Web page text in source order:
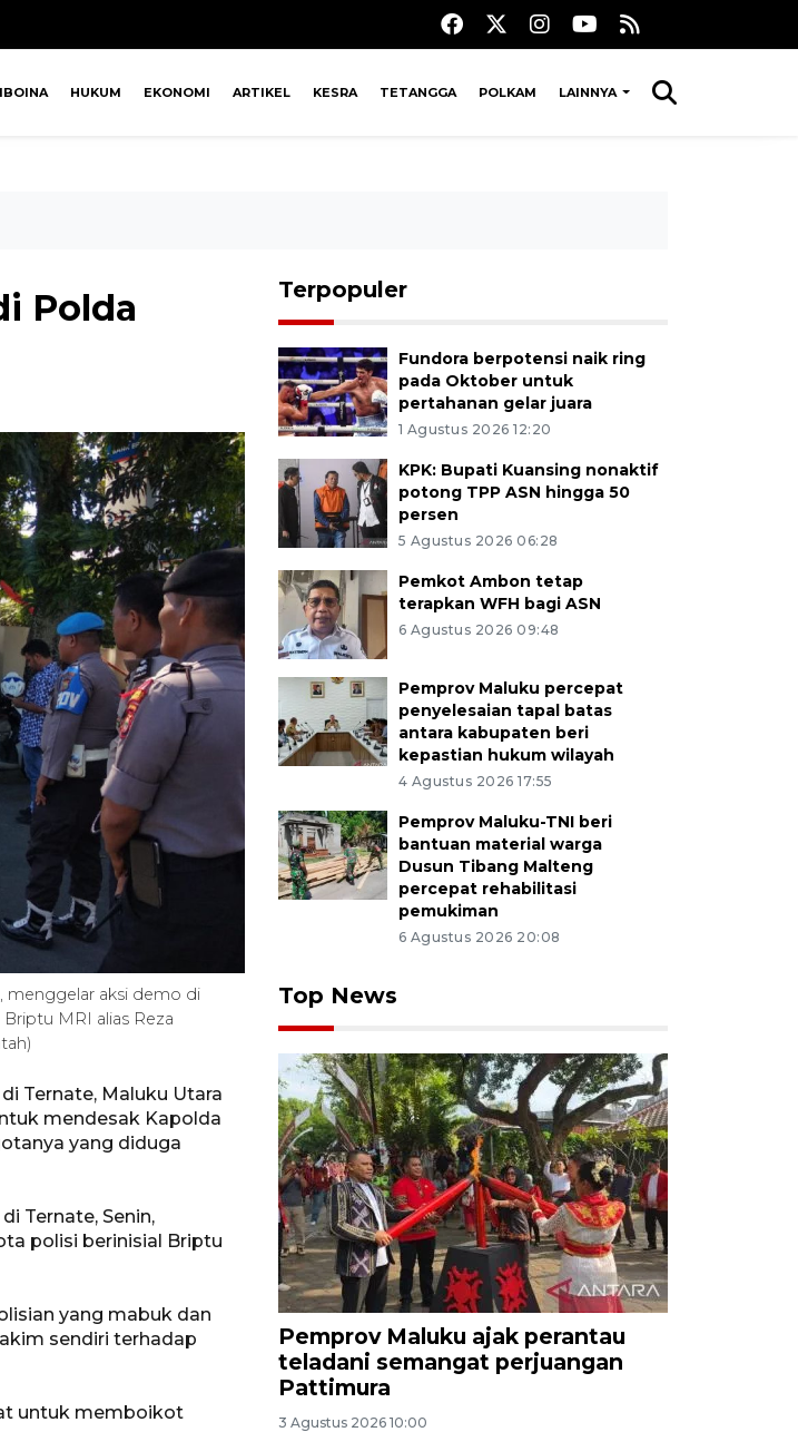
HUKUM EKONOMI ARTIKEL KESRA TETANGGA POLKAM LAINNYA
Polda
menggelar aksi demo di
MRI alias Reza
Ternate, Maluku Utara
mendesak Kapolda
yang diduga
Ternate, Senin,
polisi berinisial Briptu
yang mabuk dan
sendiri terhadap
untuk memboikot
Terpopuler
Fundora berpotensi naik ring
pada Oktober untuk
pertahanan gelar juara
1 Agustus 2026 12:20
KPK: Bupati Kuansing nonaktif
potong TPP ASN hingga 50
persen
5 Agustus 2026 06:28
Pemkot Ambon tetap
terapkan WFH bagi ASN
6 Agustus 2026 09:48
Pemprov Maluku percepat
penyelesaian tapal batas
antara kabupaten beri
kepastian hukum wilayah
4 Agustus 2026 17:55
Pemprov Maluku-TNI beri
bantuan material warga
Dusun Tibang Malteng
percepat rehabilitasi
pemukiman
6 Agustus 2026 20:08
Top News
Pemprov Maluku ajak perantau
teladani semangat perjuangan
Pattimura
3 Agustus 2026 10:00